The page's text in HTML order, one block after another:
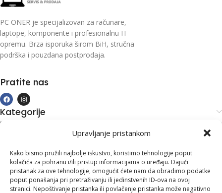
Upravljanje pristankom
Kako bismo pružili najbolje iskustvo, koristimo tehnologije poput
kolačića za pohranu i/ili pristup informacijama o uređaju. Dajući
pristanak za ove tehnologije, omogućit ćete nam da obradimo podatke
poput ponašanja pri pretraživanju ili jedinstvenih ID-ova na ovoj
stranici. Nepoštivanje pristanka ili povlačenje pristanka može negativno
PC ONER je specijalizovan za računare,
laptope, komponente i profesionalnu IT
opremu. Brza isporuka širom BiH, stručna
podrška i pouzdana postprodaja.
Pratite nas
Kategorije
Kupovina i podrška
Kontakt informacije
Branilaca Bosne, 75 300 Lukavac
+387 35 555 999